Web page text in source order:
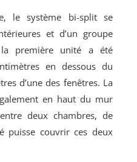
le système bi-split se
et d’un groupe
première unité a été
en dessous du
d’une des fenêtres. La
en haut du mur
deux chambres, de
puisse couvrir ces deux